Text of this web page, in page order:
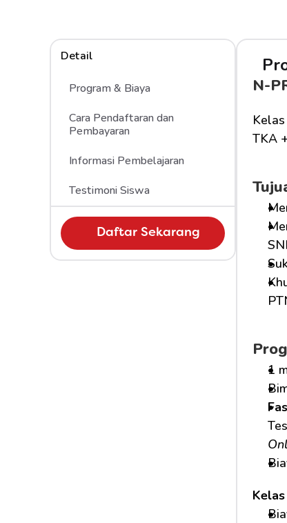
Detail
Program & Biaya
Cara Pendaftaran dan
Pembayaran
Informasi Pembelajaran
Testimoni Siswa
Daftar Sekarang
N-
TKA
1